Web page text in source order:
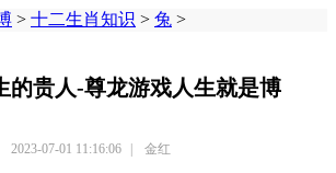
> 十二生肖知识 > 兔 >
的贵人-尊龙游戏人生就是博
2023-07-01 11:16:06 | 金红